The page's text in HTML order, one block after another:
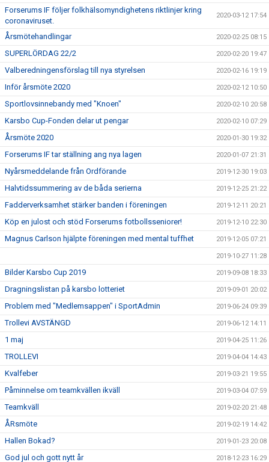
Forserums IF följer folkhälsomyndighetens riktlinjer kring
coronaviruset.
2020-03-12 17:54
Årsmötehandlingar 2020-02-25 08:15
SUPERLÖRDAG 22/2 2020-02-20 19:47
Valberedningensförslag till nya styrelsen 2020-02-16 19:19
Inför årsmöte 2020 2020-02-12 10:50
Sportlovsinnebandy med "Knoen" 2020-02-10 20:58
Karsbo Cup-Fonden delar ut pengar 2020-02-10 07:29
Årsmöte 2020 2020-01-30 19:32
Forserums IF tar ställning ang nya lagen 2020-01-07 21:31
Nyårsmeddelande från Ordförande 2019-12-30 19:03
Halvtidssummering av de båda serierna 2019-12-25 21:22
Fadderverksamhet stärker banden i föreningen 2019-12-11 20:21
Köp en julost och stöd Forserums fotbollsseniorer! 2019-12-10 22:30
Magnus Carlson hjälpte föreningen med mental tuffhet 2019-12-05 07:21
2019-10-27 11:28
Bilder Karsbo Cup 2019 2019-09-08 18:33
Dragningslistan på karsbo lotteriet 2019-09-01 20:02
Problem med "Medlemsappen" i SportAdmin 2019-06-24 09:39
Trollevi AVSTÄNGD 2019-06-12 14:11
1 maj 2019-04-25 11:26
TROLLEVI 2019-04-04 14:43
Kvalfeber 2019-03-21 19:55
Påminnelse om teamkvällen ikväll 2019-03-04 07:59
Teamkväll 2019-02-20 21:48
ÅRsmöte 2019-02-19 14:42
Hallen Bokad? 2019-01-23 20:08
God jul och gott nytt år 2018-12-23 16:29